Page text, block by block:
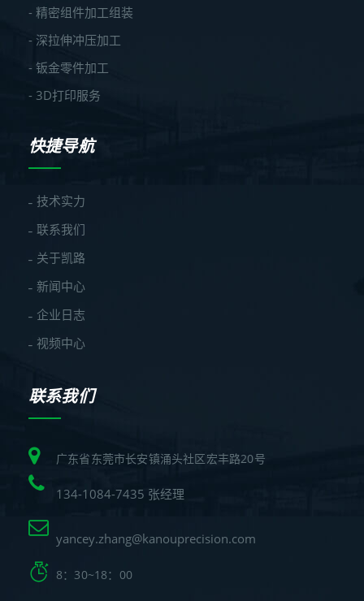
- 精密组件加工组装
- 深拉伸冲压加工
- 钣金零件加工
- 3D打印服务
快捷导航
技术实力
联系我们
关于凯路
新闻中心
企业日志
视频中心
联系我们
广东省东莞市长安镇涌头社区宏丰路20号
134-1084-7435 张经理
yancey.zhang@kanouprecision.com
8：30~18：00